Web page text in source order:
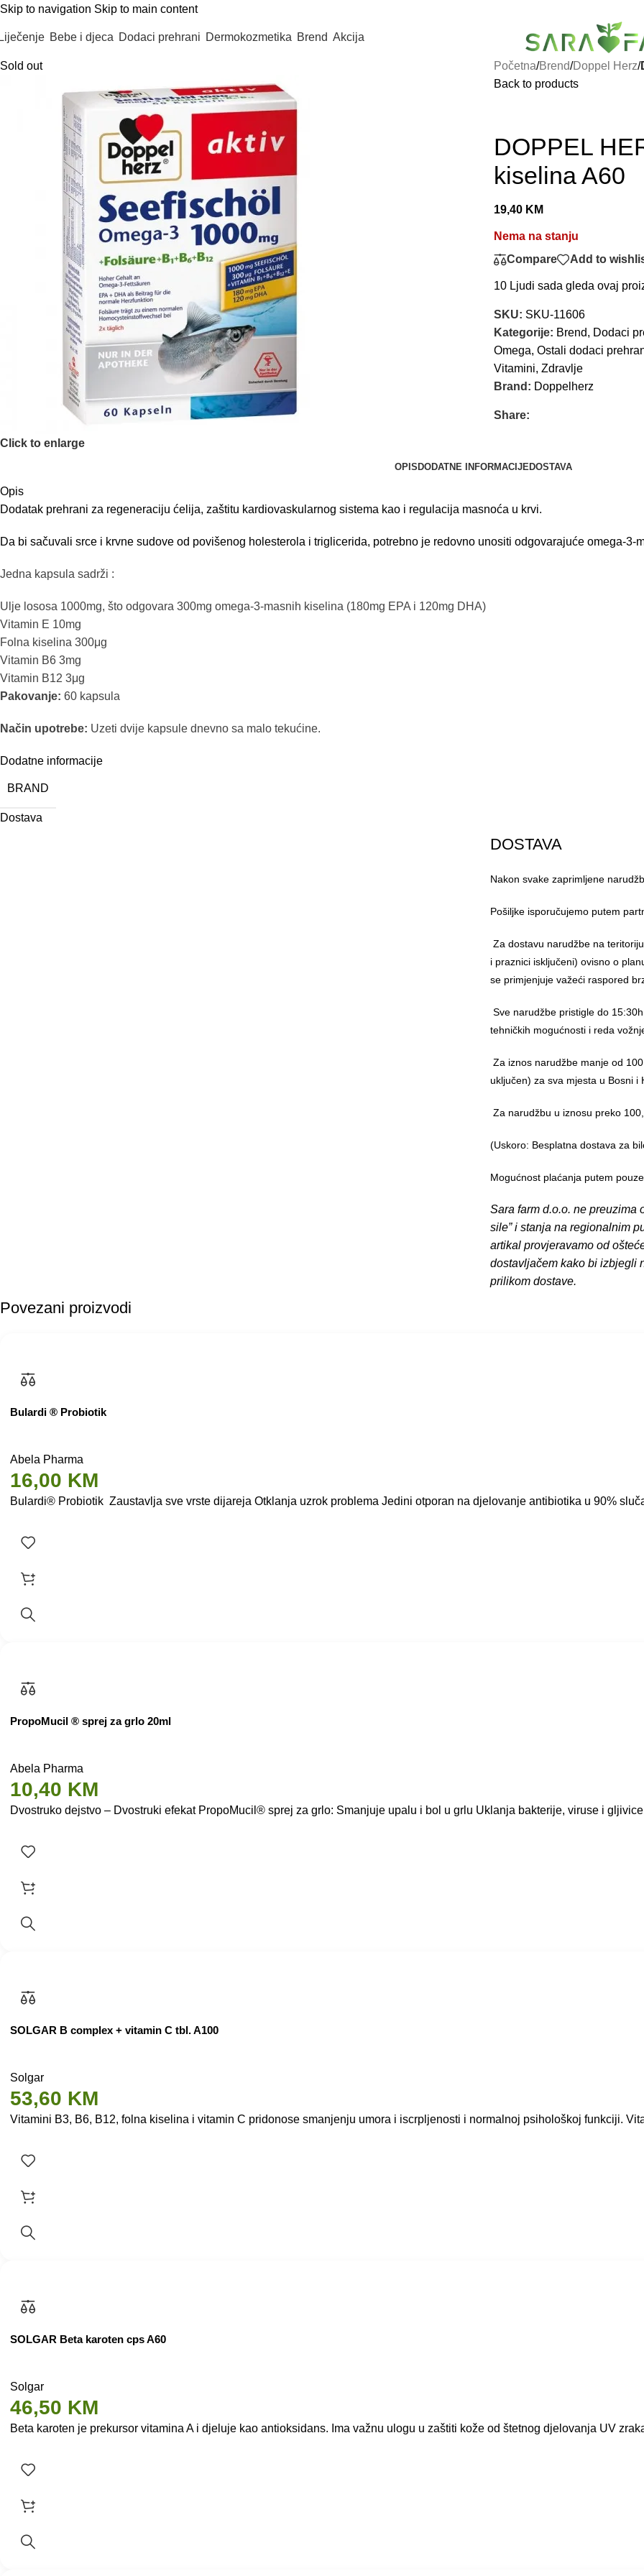
Skip to navigation Skip to main content
Bebe i djeca Dodaci prehrani Dermokozmetika Brend Akcija
Sold out
Click to enlarge
Početna/Brend/Doppel Herz/
Back to products
DOPPEL
kiselina A60
19,40 KM
Nema na stanju
Compare
Add to
10 Ljudi sada gleda ovaj
SKU: SKU-11606
Kategorije: Brend, Dodaci
Omega, Ostali dodaci
Vitamini, Zdravlje
Brand: Doppelherz
Share:
OPISDODATNE INFORMACIJEDOSTAVA
Opis
Dodatak prehrani za regeneraciju ćelija, zaštitu kardiovaskularnog sistema kao i regulacija masnoća u krvi.
Da bi sačuvali srce i krvne sudove od povišenog holesterola i triglicerida, potrebno je redovno unositi odgovarajuće omega-3-
Jedna kapsula sadrži :
Ulje lososa 1000mg, što odgovara 300mg omega-3-masnih kiselina (180mg EPA i 120mg DHA)
Vitamin E 10mg
Folna kiselina 300μg
Vitamin B6 3mg
Vitamin B12 3μg
Pakovanje: 60 kapsula
Način upotrebe: Uzeti dvije kapsule dnevno sa malo tekućine.
Dodatne informacije
BRAND
Dostava
DOSTAVA
Nakon svake zaprimljene
Pošiljke isporučujemo putem
Za dostavu narudžbe na
i praznici isključeni) ovisno o
se primjenjuje važeći raspored
Sve narudžbe pristigle do
tehničkih mogućnosti i reda
Za iznos narudžbe manje od
uključen) za sva mjesta u Bosni i
Za narudžbu u iznosu preko
(Uskoro: Besplatna dostava za
Mogućnost plaćanja putem
Sara farm d.o.o. ne preuzima
sile” i stanja na regionalnim
artikal provjeravamo od
dostavljačem kako bi izbjegli
prilikom dostave.
Povezani proizvodi
Bulardi ® Probiotik
Abela Pharma
16,00 KM
Bulardi® Probiotik Zaustavlja sve vrste dijareja Otklanja uzrok problema Jedini otporan na djelovanje antibiotika u 90%
PropoMucil ® sprej za grlo 20ml
Abela Pharma
10,40 KM
Dvostruko dejstvo – Dvostruki efekat PropoMucil® sprej za grlo: Smanjuje upalu i bol u grlu Uklanja bakterije, viruse i
SOLGAR B complex + vitamin C tbl. A100
Solgar
53,60 KM
Vitamini B3, B6, B12, folna kiselina i vitamin C pridonose smanjenju umora i iscrpljenosti i normalnoj psihološkoj funkciji.
SOLGAR Beta karoten cps A60
Solgar
46,50 KM
Beta karoten je prekursor vitamina A i djeluje kao antioksidans. Ima važnu ulogu u zaštiti kože od štetnog djelovanja UV